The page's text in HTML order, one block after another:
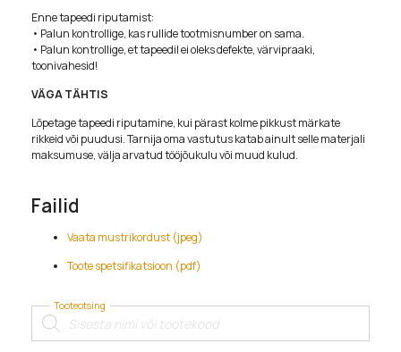
Tooteotsing
Products
search
Enne tapeedi riputamist:
• Palun kontrollige, kas rullide tootmisnumber on sama.
• Palun kontrollige, et tapeedil ei oleks defekte, värvipraaki,
toonivahesid!
VÄGA TÄHTIS
Lõpetage tapeedi riputamine, kui pärast kolme pikkust märkate
rikkeid või puudusi. Tarnija oma vastutus katab ainult selle materjali
maksumuse, välja arvatud tööjõukulu või muud kulud.
Failid
Vaata mustrikordust (jpeg)
Toote spetsifikatsioon (pdf)